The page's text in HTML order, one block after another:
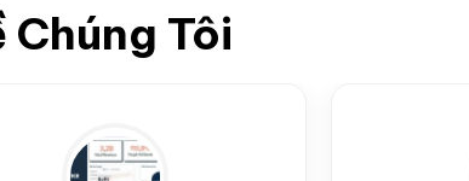
Chúng Tôi